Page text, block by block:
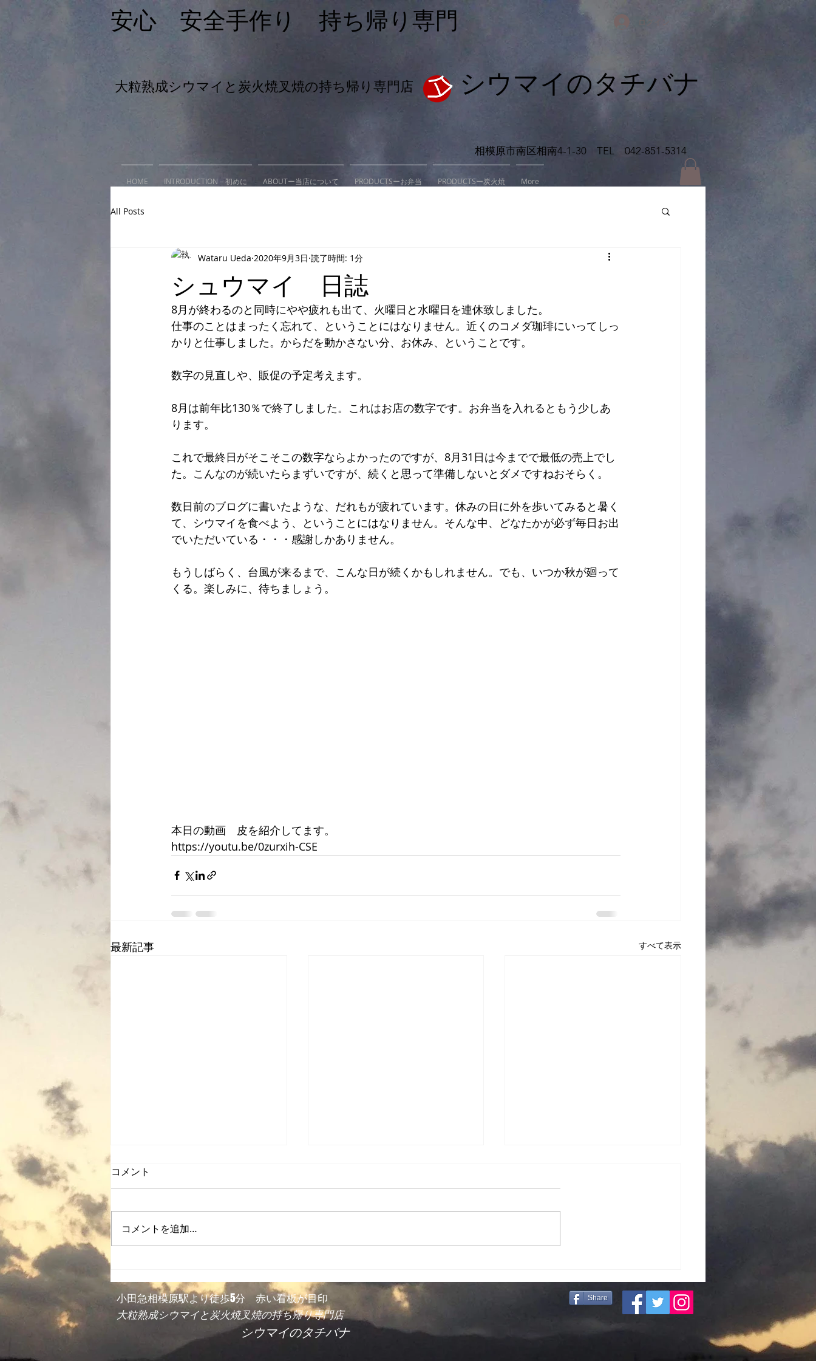
安心 安全手作り 持ち帰り専門 ログイン
大粒熟成シウマイと炭火焼叉焼の持ち帰り専門店 シウマイの​タチバナ
相模原市南区相南4-1-30 TEL 042-851-5314
HOME INTRODUCTION－初めに ABOUTー当店について PRODUCTSーお弁当 PRODUCTSー炭火焼 More
All Posts
シュウマイ 日誌
Wataru Ueda 2020年9月3日 読了時間: 1分
8月が終わるのと同時にやや疲れも出て、火曜日と水曜日を連休致しました。
仕事のことはまったく忘れて、ということにはなりません。近くのコメダ珈琲にいってしっ
かりと仕事しました。からだを動かさない分、お休み、ということです。
数字の見直しや、販促の予定考えます。
8月は前年比130％で終了しました。これはお店の数字です。お弁当を入れるともう少しあ
ります。
これで最終日がそこそこの数字ならよかったのですが、8月31日は今までで最低の売上でし
た。こんなのが続いたらまずいですが、続くと思って準備しないとダメですねおそらく。
数日前のブログに書いたような、だれもが疲れています。休みの日に外を歩いてみると暑く
て、シウマイを食べよう、ということにはなりません。そんな中、どなたかが必ず毎日お出
でいただいている・・・感謝しかありません。
もうしばらく、台風が来るまで、こんな日が続くかもしれません。でも、いつか秋が廻って
くる。楽しみに、待ちましょう。
本日の動画　皮を紹介してます。
https://youtu.be/0zurxih-CSE
最新記事 すべて表示
2023年10月後記
店内の気温が３７度！１３時ごろ
を焼いていることを想定しての室
で冷暖ともにエアコンは全く効か
ないのです。...
コメント
コメントを追加…
​小田急相模原駅より徒歩5分 赤い看板が目印
大粒熟成シウマイと炭火焼叉焼の持ち帰り専門店
​ シウマイのタチバナ
Share